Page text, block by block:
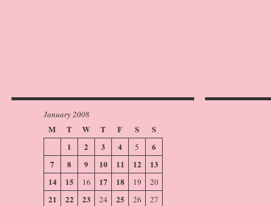
January 2008
M T W T F S
S
1
2 3 4 5
6
7
8 9 10 11 12
13
14
15 16 17 18 19 20
21 22 23 24 25 26 27